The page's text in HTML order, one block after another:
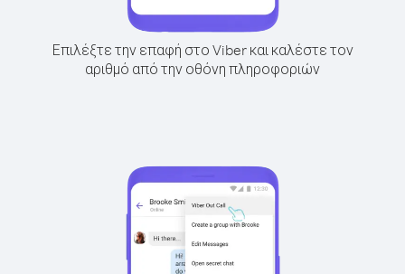
Επιλέξτε την επαφή στο Viber και καλέστε τον
αριθμό από την οθόνη πληροφοριών